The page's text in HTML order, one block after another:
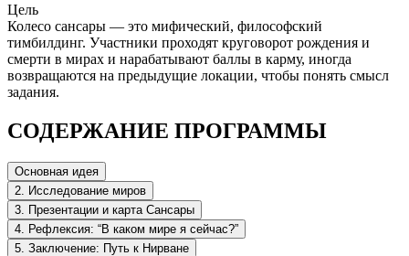
Цель
Колесо сансары — это мифический, философский
тимбилдинг. Участники проходят круговорот рождения и
смерти в мирах и нарабатывают баллы в карму, иногда
возвращаются на предыдущие локации, чтобы понять смысл
задания.
СОДЕРЖАНИЕ ПРОГРАММЫ
Основная идея
2. Исследование миров
3. Презентации и карта Сансары
4. Рефлексия: “В каком мире я сейчас?”
5. Заключение: Путь к Нирване